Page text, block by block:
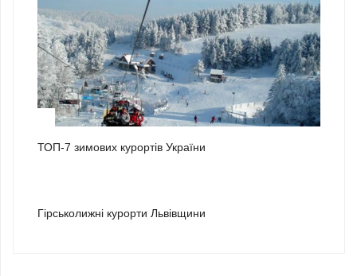
ТОП-7 зимових курортів України
Гірськолижні курорти Львівщини